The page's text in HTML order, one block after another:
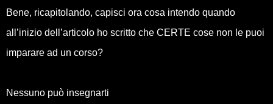
Bene, ricapitolando, capisci ora cosa intendo quando
all’inizio dell’articolo ho scritto che CERTE cose non le puoi
imparare ad un corso?
Nessuno può insegnarti